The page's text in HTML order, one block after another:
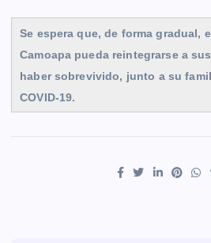
Se espera que, de forma gradual,
Camoapa pueda reintegrarse a
haber sobrevivido, junto a su
COVID-19.